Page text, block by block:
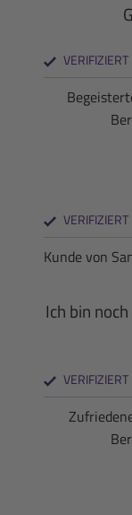
VERIFIZIERT
VERIFIZIERT
Kunde von
Ich bin
VERIFIZIERT